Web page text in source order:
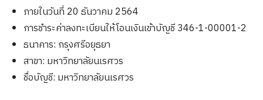
ภายในวันที่ 20 ธันวาคม 2564
การชำระค่าลงทะเบียนให้โอนเงินเข้าบัญชี 346-1-00001-2
ธนาคาร: กรุงศรีอยุธยา
สาขา: มหาวิทยาลัยนเรศวร
ชื่อบัญชี: มหาวิทยาลัยนเรศวร